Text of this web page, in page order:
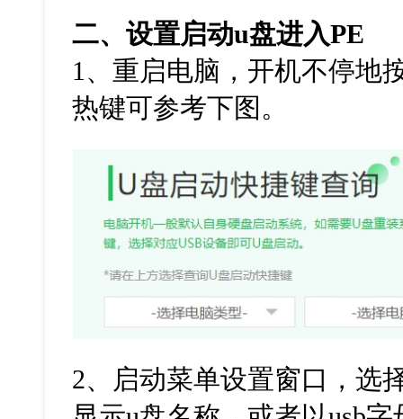
二、设置启动u盘进入PE
1 、重启电脑，开机不停地
热键可参考下图。
2、启动菜单设置窗口，选